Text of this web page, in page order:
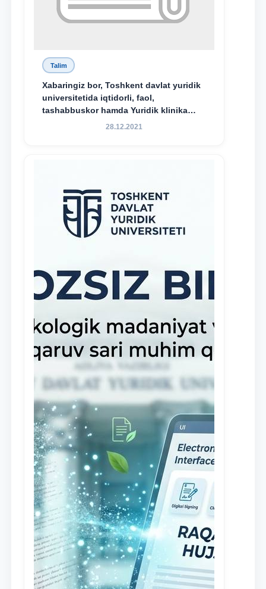
Talim
Xabaringiz bor, Toshkent davlat yuridik
universitetida iqtidorli, faol,
tashabbuskor hamda Yuridik klinika
faoliyatida o‘z bilim va ko‘nikmalarini
28.12.2021